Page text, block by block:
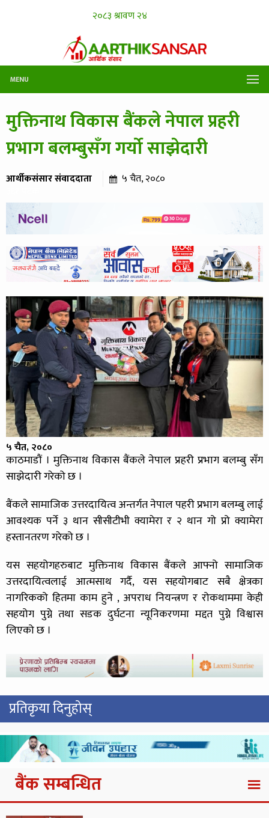
MENU
मुक्तिनाथ विकास बैंकले नेपाल प्रहरी
प्रभाग बलम्बुसँग गर्यो साझेदारी
आर्थीकसंसार संवाददाता ५ चैत, २०८०
५ चैत, २०८०
काठमाडौं । मुक्तिनाथ विकास बैंकले नेपाल प्रहरी प्रभाग बलम्बु सँग
साझेदारी गरेको छ ।
बैंकले सामाजिक उत्तरदायित्व अन्तर्गत नेपाल पहरी प्रभाग बलम्बु लाई
आवश्यक पर्ने ३ थान सीसीटीभी क्यामेरा र २ थान गो प्रो क्यामेरा
हस्तानतरण गरेको छ ।
यस सहयोगहरुबाट मुक्तिनाथ विकास बैंकले आफ्नो सामाजिक
उत्तरदायित्वलाई आत्मसाथ गर्दै, यस सहयोगबाट सबै क्षेत्रका
नागरिकको हितमा काम हुने , अपराध नियन्त्रण र रोकथाममा केही
सहयोग पुग्ने तथा सडक दुर्घटना न्यूनिकरणमा मद्दत पुग्ने विश्वास
लिएको छ ।
प्रतिकृया दिनुहोस्
बैंक सम्बन्धित